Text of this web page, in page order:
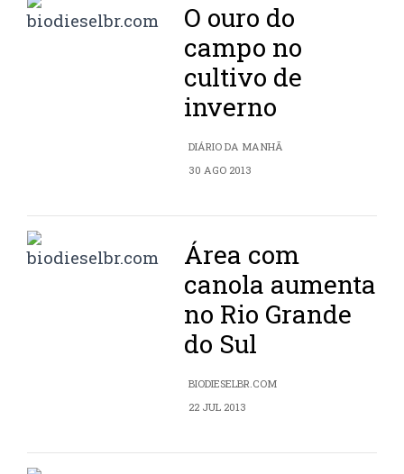
O ouro do
campo no
cultivo de
inverno
DIÁRIO DA MANHÃ
30 AGO 2013
Área com
canola aumenta
no Rio Grande
do Sul
BIODIESELBR.COM
22 JUL 2013